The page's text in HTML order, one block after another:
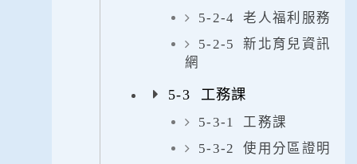
5-2-4 老人福利服務
5-2-5 新北育兒資訊
網
5-3 工務課
5-3-1 工務課
5-3-2 使用分區證明